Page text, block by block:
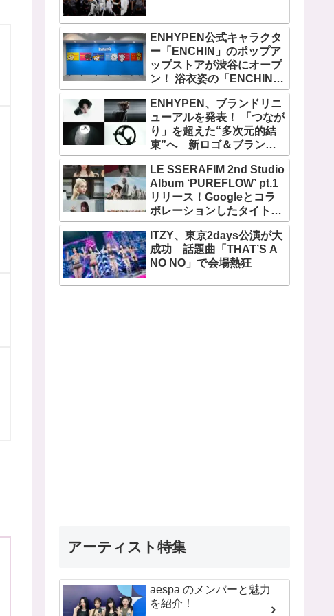
ENHYPEN公式キャラクタ
ー「ENCHIN」のポップア
ップストアが渋谷にオープ
ン！ 浴衣姿の「ENCHIN」
が登場
ENHYPEN、ブランドリニ
ューアルを発表！ 「つなが
り」を超えた“多次元的結
束”へ 新ロゴ＆ブランド
フィルム公開
LE SSERAFIM 2nd Studio
Album ‘PUREFLOW’ pt.1
リリース！Googleとコラ
ボレーションしたタイトル
曲「BOOMPALA」MVも公
開
ITZY、東京2days公演が大
成功 話題曲「THAT’S A
NO NO」で会場熱狂
アーティスト特集
aespa のメンバーと魅力
を紹介！